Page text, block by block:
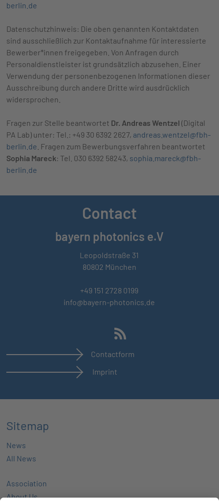
berlin.de
Datenschutzhinweis: Die oben genannten Kontaktdaten
sind ausschließlich zur Kontaktaufnahme für interessierte
Bewerber*innen freigegeben. Von Anfragen durch
Personaldienstleister ist grundsätzlich abzusehen. Einer
Verwendung der personenbezogenen Informationen dieser
Ausschreibung durch andere Dritte wird ausdrücklich
widersprochen.
Fragen zur Stelle beantwortet Dr. Andreas Wentzel (Digital
PA Lab) unter: Tel.: +49 30 6392 2627, andreas.wentzel@fbh-
berlin.de . Fragen zum Bewerbungsverfahren beantwortet
Sophia Mareck: Tel. 030 6392 58243, sophia.mareck@fbh-
berlin.de
Contact
bayern photonics e.V
Leopoldstraße 31
80802 München
+49 151 2728 0199
info@bayern-photonics.de
Contactform
Imprint
Sitemap
News
All News
Association
About Us